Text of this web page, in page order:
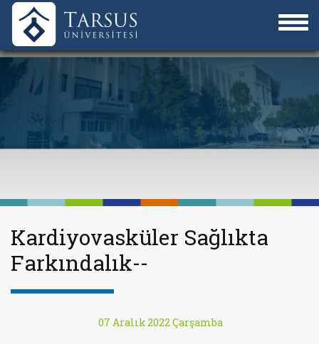
Kardiyovasküler Sağlıkta
Farkındalık--
07 Aralık 2022 Çarşamba